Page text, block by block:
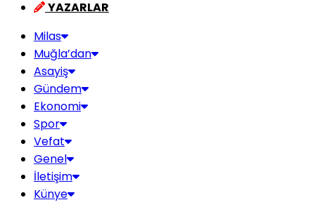
YAZARLAR
Milas
Muğla’dan
Asayiş
Gündem
Ekonomi
Spor
Vefat
Genel
İletişim
Künye